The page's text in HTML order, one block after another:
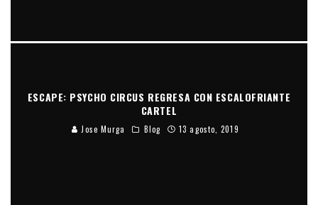
ESCAPE: PSYCHO CIRCUS REGRESA CON ESCALOFRIANTE
CARTEL
Jose Murga Blog 13 agosto, 2019